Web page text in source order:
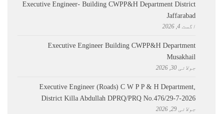
Executive Engineer- Building CWPP&H Department District
Jaffarabad
اگست 4, 2026
Executive Engineer Building CWPP&H Department
Musakhail
جولائی 30, 2026
Executive Engineer (Roads) C W P P & H Department,
District Killa Abdullah ​DPRQ/PRQ No.476/29-7-2026
جولائی 29, 2026